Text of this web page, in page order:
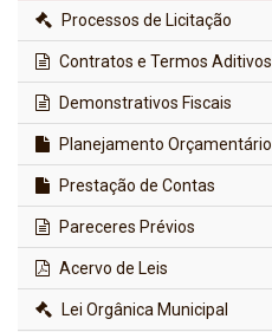
Processos de Licitação
Contratos e Termos Aditivos
Demonstrativos Fiscais
Planejamento Orçamentário
Prestação de Contas
Pareceres Prévios
Acervo de Leis
Lei Orgânica Municipal